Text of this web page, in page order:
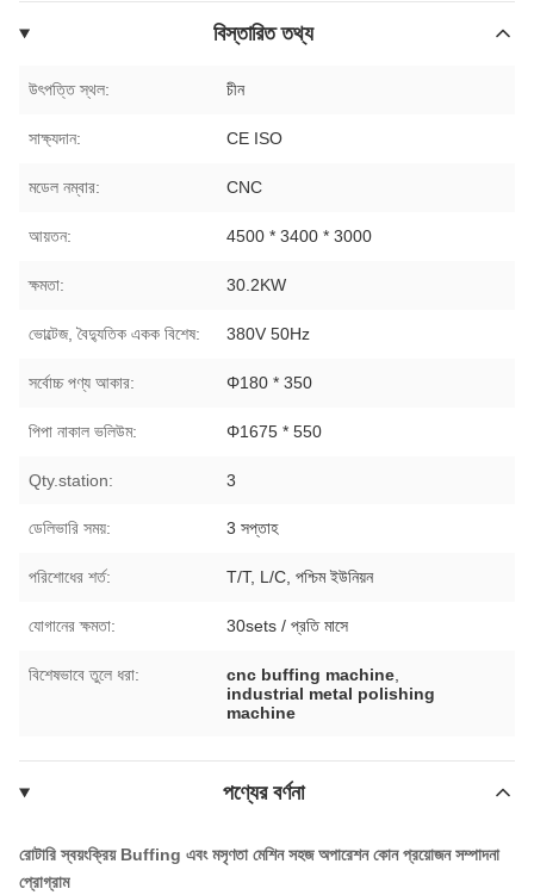
বিস্তারিত তথ্য
উৎপত্তি স্থল: চীন
সাক্ষ্যদান: CE ISO
মডেল নম্বার: CNC
আয়তন: 4500 * 3400 * 3000
ক্ষমতা: 30.2KW
ভোল্টেজ, বৈদ্যুতিক একক বিশেষ: 380V 50Hz
সর্বোচ্চ পণ্য আকার: Φ180 * 350
পিপা নাকাল ভলিউম: Φ1675 * 550
Qty.station: 3
ডেলিভারি সময়: 3 সপ্তাহ
পরিশোধের শর্ত: T/T, L/C, পশ্চিম ইউনিয়ন
যোগানের ক্ষমতা: 30sets / প্রতি মাসে
বিশেষভাবে তুলে ধরা: cnc buffing machine
industrial metal polishing
machine
পণ্যের বর্ণনা
রোটারি স্বয়ংক্রিয় Buffing এবং মসৃণতা মেশিন সহজ অপারেশন কোন প্রয়োজন সম্পাদনা
প্রোগ্রাম